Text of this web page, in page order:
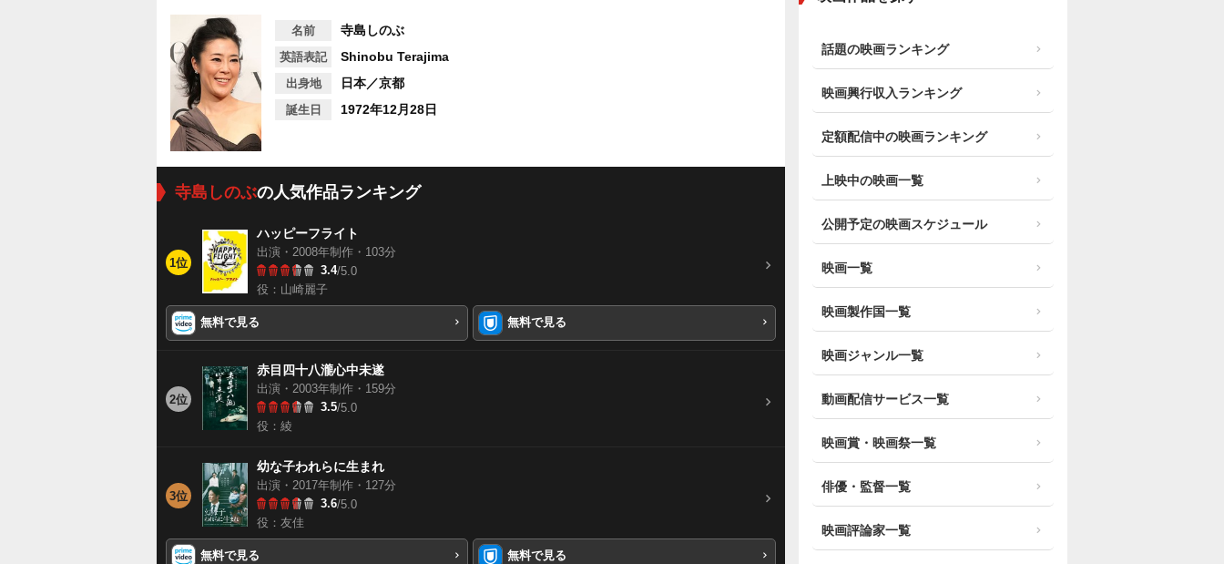
名前 寺島しのぶ
英語表記 Shinobu Terajima
出身地 日本／京都
誕生日 1972年12月28日
寺島しのぶの人気作品ランキング
1位
ハッピーフライト
出演・2008年制作・103分
3.4/5.0
役：山崎麗子
無料で見る 無料で見る
2位
赤目四十八瀧心中未遂
出演・2003年制作・159分
3.5/5.0
役：綾
3位
幼な子われらに生まれ
出演・2017年制作・127分
3.6/5.0
役：友佳
無料で見る 無料で見る
話題の映画ランキング
映画興行収入ランキング
定額配信中の映画ランキング
上映中の映画一覧
公開予定の映画スケジュール
映画一覧
映画製作国一覧
映画ジャンル一覧
動画配信サービス一覧
映画賞・映画祭一覧
俳優・監督一覧
映画評論家一覧